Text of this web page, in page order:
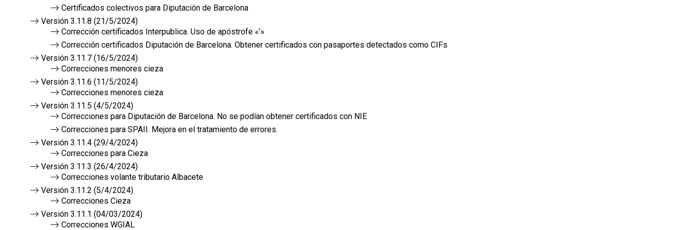
Certificados colectivos para Diputación de Barcelona
Versión 3.11.8 (21/5/2024)
Corrección certificados Interpublica. Uso de apóstrofe «’»
Corrección certificados Diputación de Barcelona. Obtener certificados con pasaportes detectados como CIFs
Versión 3.11.7 (16/5/2024)
Correcciones menores cieza
Versión 3.11.6 (11/5/2024)
Correcciones menores cieza
Versión 3.11.5 (4/5/2024)
Correcciones para Diputación de Barcelona. No se podían obtener certificados con NIE
Correcciones para SPAII. Mejora en el tratamiento de errores.
Versión 3.11.4 (29/4/2024)
Correcciones para Cieza
Versión 3.11.3 (26/4/2024)
Correcciones volante tributario Albacete
Versión 3.11.2 (5/4/2024)
Correcciones Cieza
Versión 3.11.1 (04/03/2024)
Correcciones WGIAL